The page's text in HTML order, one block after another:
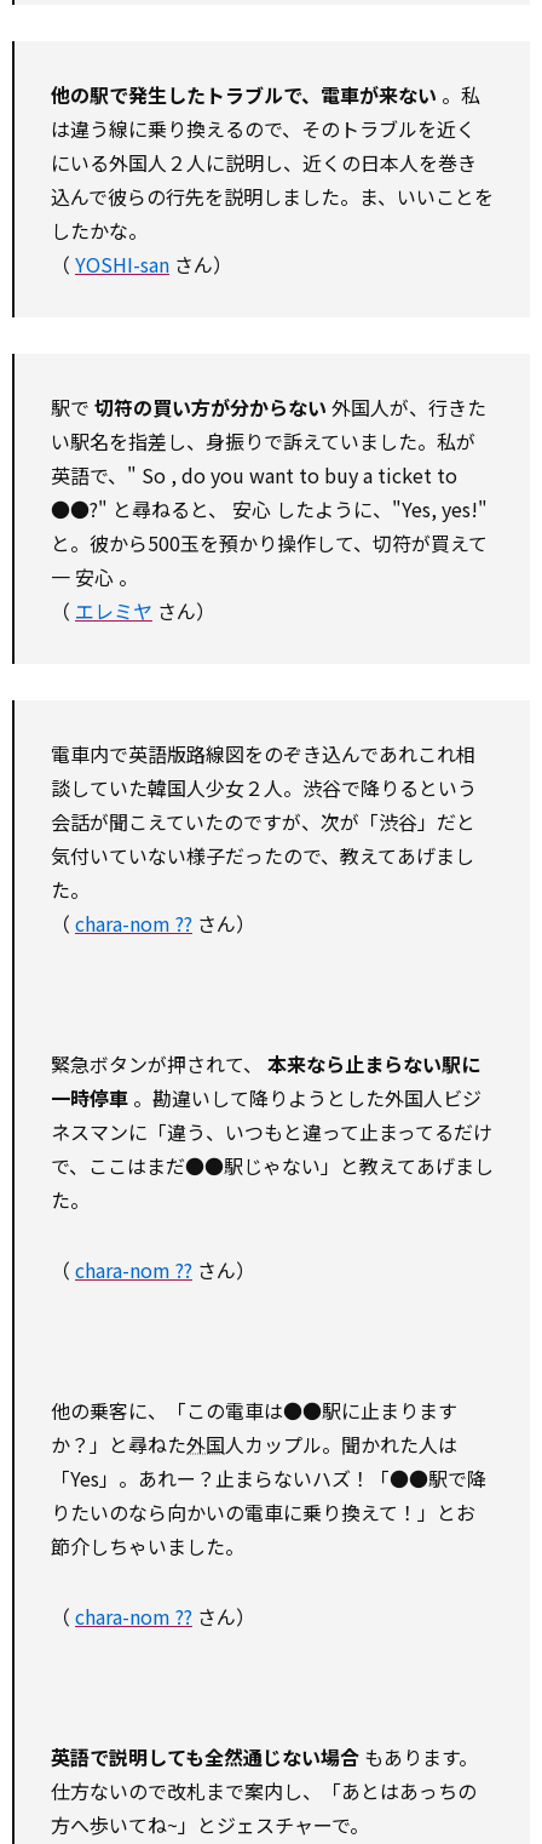
他の駅で発生したトラブルで、電車が来ない 。私
は違う線に乗り換えるので、そのトラブルを近く
にいる外国人２人に説明し、近くの日本人を巻き
込んで彼らの行先を説明しました。ま、いいことを
したかな。
（ YOSHI-san さん）
駅で 切符の買い方が分からない 外国人が、行きた
い駅名を指差し、身振りで訴えていました。私が
英語で、" So , do you want to buy a ticket to
●●?" と尋ねると、 安心 したように、"Yes, yes!"
と。彼から500玉を預かり操作して、切符が買えて
一 安心 。
（ エレミヤ さん）
電車内で英語版路線図をのぞき込んであれこれ相
談していた韓国人少女２人。渋谷で降りるという
会話が聞こえていたのですが、次が「渋谷」だと
気付いていない様子だったので、教えてあげまし
た。
（ chara-nom ?? さん）
緊急ボタンが押されて、 本来なら止まらない駅に
一時停車 。勘違いして降りようとした外国人ビジ
ネスマンに「違う、いつもと違って止まってるだけ
で、ここはまだ●●駅じゃない」と教えてあげまし
た。
（ chara-nom ?? さん）
他の乗客に、「この電車は●●駅に止まります
か？」と尋ねた外国人カップル。聞かれた人は
「Yes」。あれー？止まらないハズ！「●●駅で降
りたいのなら向かいの電車に乗り換えて！」とお
節介しちゃいました。
（ chara-nom ?? さん）
英語で説明しても全然通じない場合 もあります。
仕方ないので改札まで案内し、「あとはあっちの
方へ歩いてね~」とジェスチャーで。